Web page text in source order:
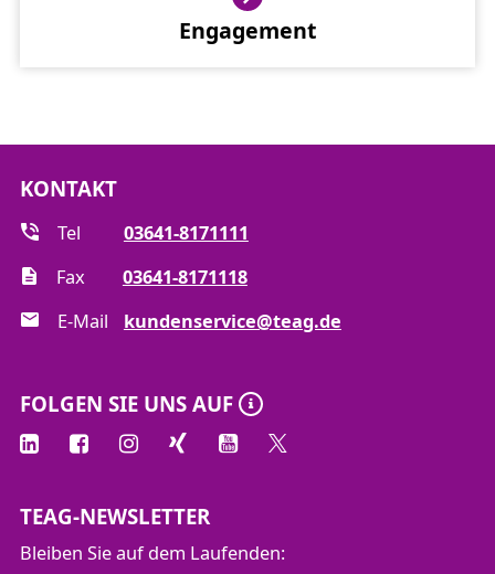
Engagement
KONTAKT
Tel
03641-8171111
Fax
03641-8171118
E-Mail
kundenservice@teag.de
FOLGEN SIE UNS AUF
TEAG-NEWSLETTER
Bleiben Sie auf dem Laufenden: